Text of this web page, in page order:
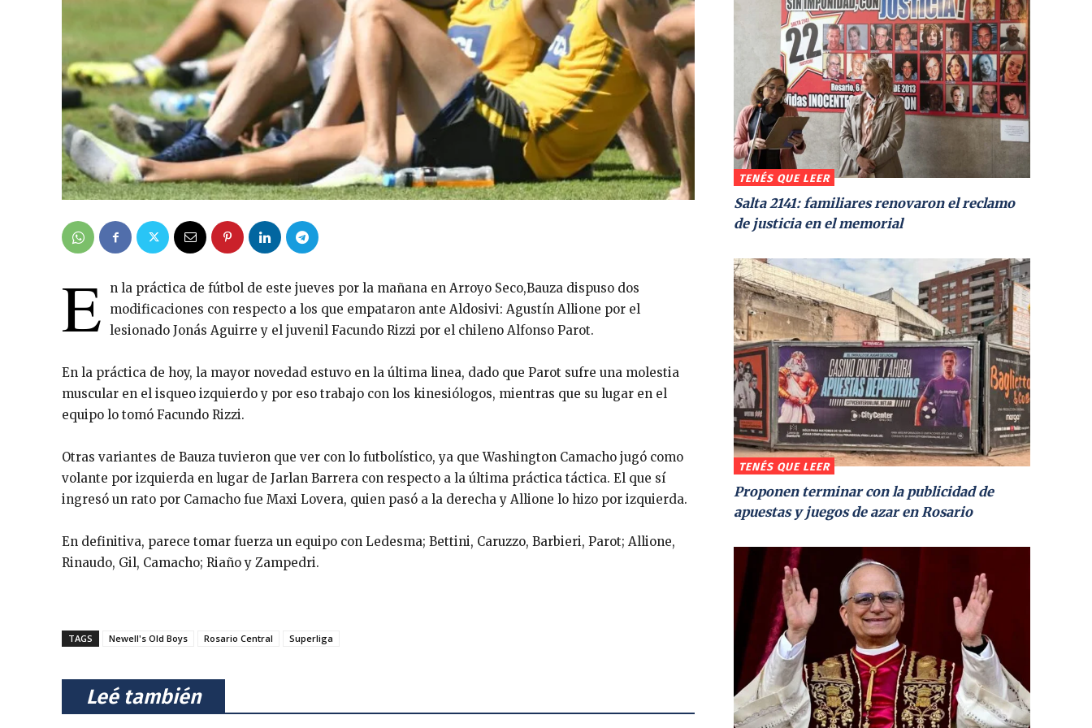
E
n la práctica de fútbol de este jueves por la mañana en Arroyo Seco,Bauza dispuso dos
modificaciones con respecto a los que empataron ante Aldosivi: Agustín Allione por el
lesionado Jonás Aguirre y el juvenil Facundo Rizzi por el chileno Alfonso Parot.
En la práctica de hoy, la mayor novedad estuvo en la última linea, dado que Parot sufre una molestia
muscular en el isqueo izquierdo y por eso trabajo con los kinesiólogos, mientras que su lugar en el
equipo lo tomó Facundo Rizzi.
Otras variantes de Bauza tuvieron que ver con lo futbolístico, ya que Washington Camacho jugó como
volante por izquierda en lugar de Jarlan Barrera con respecto a la última práctica táctica. El que sí
ingresó un rato por Camacho fue Maxi Lovera, quien pasó a la derecha y Allione lo hizo por izquierda.
En definitiva, parece tomar fuerza un equipo con Ledesma; Bettini, Caruzzo, Barbieri, Parot; Allione,
Rinaudo, Gil, Camacho; Riaño y Zampedri.
TAGS Newell's Old Boys Rosario Central Superliga
⠀Leé también⠀
TENÉS QUE LEER
Salta 2141: familiares renovaron el reclamo
de justicia en el memorial
TENÉS QUE LEER
Proponen terminar con la publicidad de
apuestas y juegos de azar en Rosario